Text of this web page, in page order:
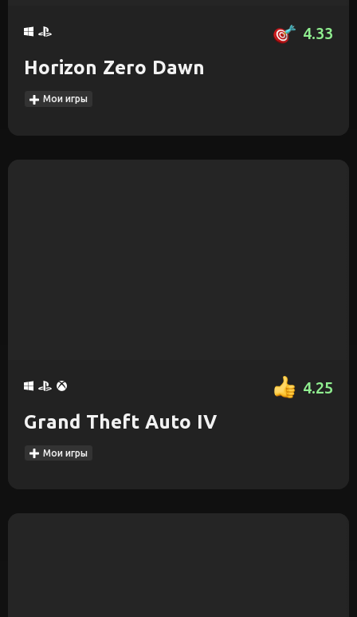
4.33
Horizon Zero Dawn
Мои игры
4.25
Grand Theft Auto IV
Мои игры